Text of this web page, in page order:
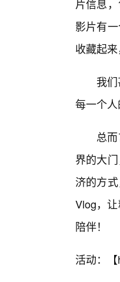
片信息
影片有
收藏起来
我
每一个人
总
界的大
济的方
Vlog，
陪伴！
活动：【